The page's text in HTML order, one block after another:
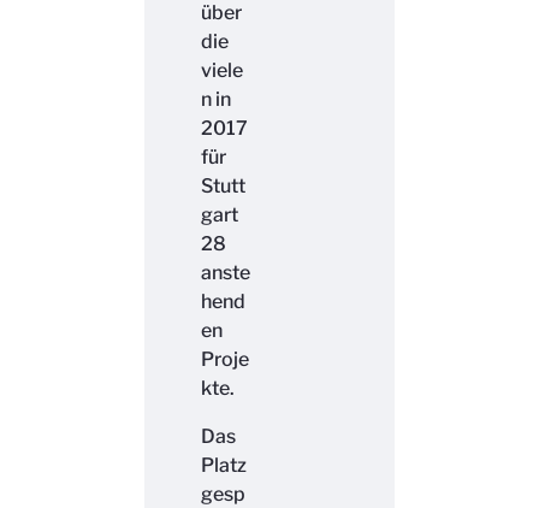
über
die
viele
n in
2017
für
Stutt
gart
28
anste
hend
en
Proje
kte.
Das
Platz
gesp